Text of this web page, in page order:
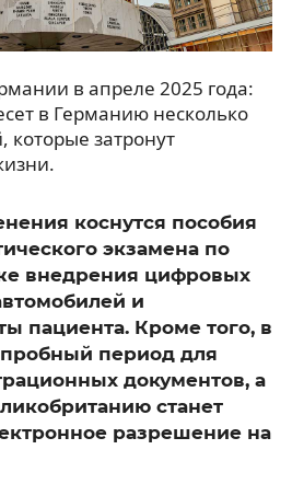
в апреле 2025 года:
в Германию несколько
затронут
коснутся пособия
экзамена по
внедрения цифровых
и
пациента. Кроме того, в
период для
документов, а
станет
разрешение на